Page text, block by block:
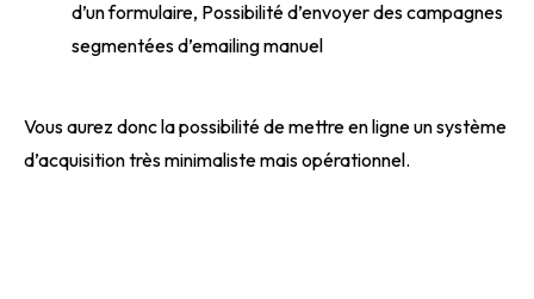
d’un formulaire, Possibilité d’envoyer des campagnes
segmentées d’emailing manuel
Vous aurez donc la possibilité de mettre en ligne un système
d’acquisition très minimaliste mais opérationnel.